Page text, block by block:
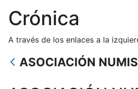
Erakutsi/Ezkutatu
Crónica
A través de los enlaces a la
ASOCIACIÓN